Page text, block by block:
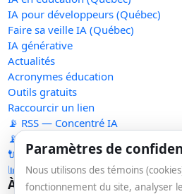
IA pour développeurs (Québec)
Faire sa veille IA (Québec)
IA générative
Actualités
Acronymes éducation
Outils gratuits
Raccourcir un lien
📡 RSS — Concentré IA
📡 RSS — Nouveaux outils
🔌 API publique
📊 Statistiques
À propos
Paramètres de
Nous utilisons des témoins
fonctionnement du site, analyser